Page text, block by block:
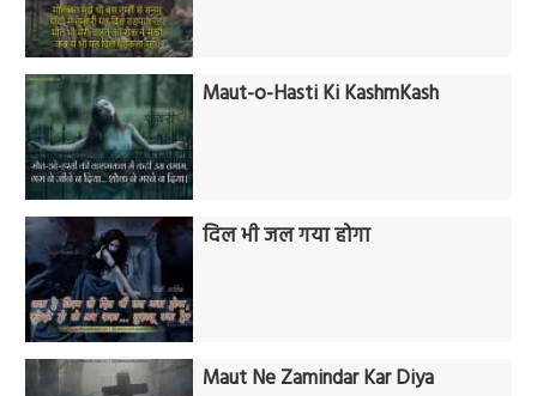
Maut-o-Hasti Ki KashmKash
दिल भी जल गया होगा
Maut Ne Zamindar Kar Diya